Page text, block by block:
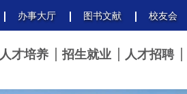
办事大厅 图书文献 校友会
人才培养 招生就业 人才招聘